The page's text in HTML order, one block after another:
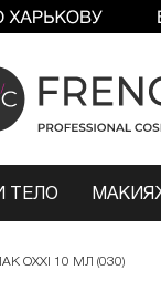
ТЕЛО
OXXI 10 МЛ (030)